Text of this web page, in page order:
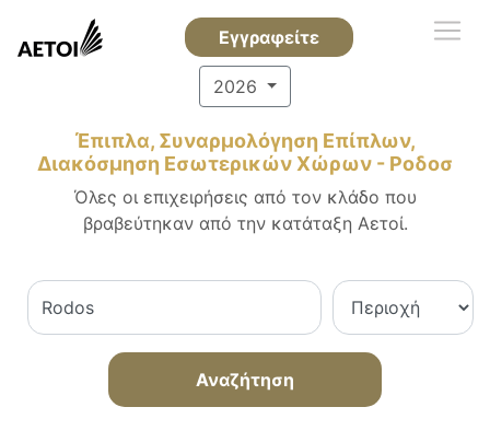
Εγγραφείτε
2026
Έπιπλα, Συναρμολόγηση Επίπλων,
Διακόσμηση Εσωτερικών Χώρων - Ροδοσ
Όλες οι επιχειρήσεις από τον κλάδο που
βραβεύτηκαν από την κατάταξη Αετοί.
Αναζήτηση